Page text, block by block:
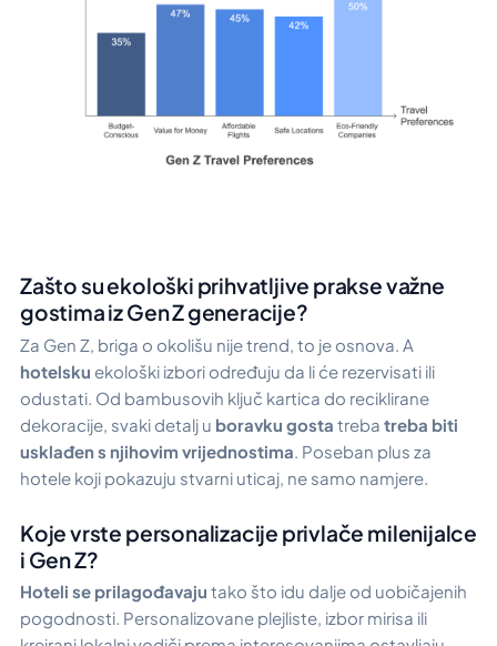
Zašto su ekološki prihvatljive prakse važne
gostima iz Gen Z generacije?
Za Gen Z, briga o okolišu nije trend, to je osnova. A
hotelsku ekološki izbori određuju da li će rezervisati ili
odustati. Od bambusovih ključ kartica do reciklirane
dekoracije, svaki detalj u boravku gosta treba treba biti
usklađen s njihovim vrijednostima . Poseban plus za
hotele koji pokazuju stvarni uticaj, ne samo namjere.
Koje vrste personalizacije privlače milenijalce
i Gen Z?
Hoteli se prilagođavaju tako što idu dalje od uobičajenih
pogodnosti. Personalizovane plejliste, izbor mirisa ili